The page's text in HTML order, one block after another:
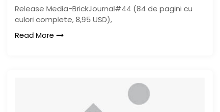
Release Media-BrickJournal#44 (84 de pagini cu
culori complete, 8,95 USD),
Read More